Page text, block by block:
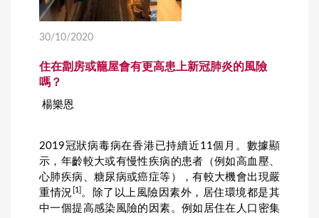
30/10/2020
住在劏房或籠屋會有更高患上新冠肺炎的風險
嗎？
楊樂恩
2019冠狀病毒病在香港已持續近11個月。數據顯
示，年齡較大或有慢性疾病的患者（例如高血壓、
心肺疾病、糖尿病或癌症等），有較大機會出現嚴
重情況 [1] 。除了以上風險因素外，居住環境都是其
中一個提高感染風險的因素。例如居住在人口密集